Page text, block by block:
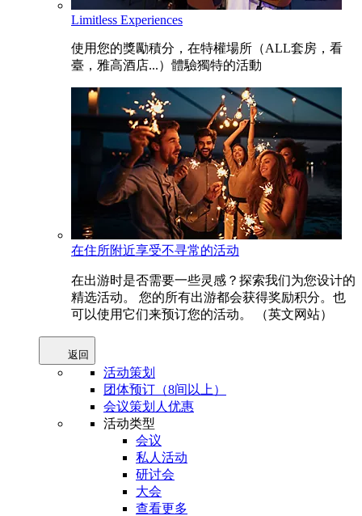
Limitless Experiences
使用您的獎勵積分，在特權場所（ALL套房，看
臺，雅高酒店...）體驗獨特的活動
在住所附近享受不寻常的活动
在出游时是否需要一些灵感？探索我们为您设计的
精选活动。 您的所有出游都会获得奖励积分。也
可以使用它们来预订您的活动。 （英文网站）
返回
活动策划
团体预订（8间以上）
会议策划人优惠
活动类型
会议
私人活动
研讨会
大会
查看更多